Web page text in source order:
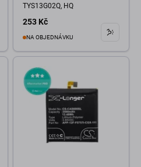
TYS13G02Q, HQ
253 Kč
NA OBJEDNÁVKU